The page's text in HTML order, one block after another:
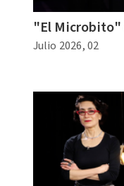
"El Microbito"
Julio 2026, 02